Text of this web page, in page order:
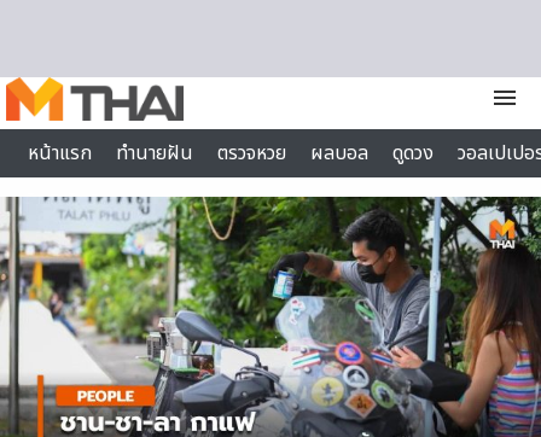
menu
หน้าแรก
ทำนายฝัน ตรวจหวย ผลบอล ดูดวง
วอลเปเป
ไลฟ์สไตล์